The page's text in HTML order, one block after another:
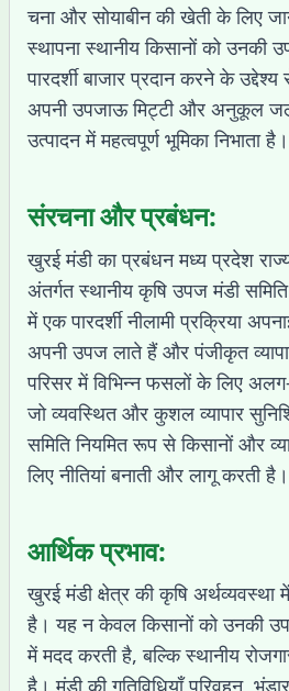
चना और सोयाबीन की खेती के लिए
स्थापना स्थानीय किसानों को
पारदर्शी बाजार प्रदान करने के
अपनी उपजाऊ मिट्टी और अनुकूल
उत्पादन में महत्वपूर्ण भूमिका निभाता है।
संरचना और प्रबंधन:
खुरई मंडी का प्रबंधन मध्य प्रदेश
अंतर्गत स्थानीय कृषि उपज मंडी समिति
में एक पारदर्शी नीलामी प्रक्रिया
अपनी उपज लाते हैं और पंजीकृत
परिसर में विभिन्न फसलों के लिए अलग-
जो व्यवस्थित और कुशल व्यापार
समिति नियमित रूप से किसानों और
लिए नीतियां बनाती और लागू करती है।
आर्थिक प्रभाव:
खुरई मंडी क्षेत्र की कृषि अर्थव्यवस्था में
है। यह न केवल किसानों को उनकी
में मदद करती है, बल्कि स्थानीय